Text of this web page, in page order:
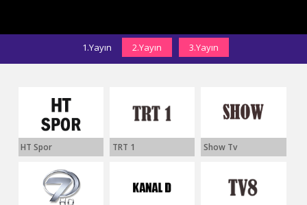
1.Yayın 2.Yayın 3.Yayın
HT Spor TRT 1 Show Tv